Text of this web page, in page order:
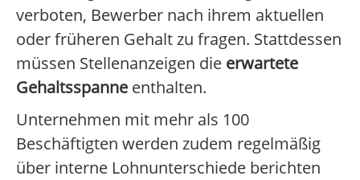
verboten, Bewerber nach ihrem aktuellen
oder früheren Gehalt zu fragen. Stattdessen
müssen Stellenanzeigen die erwartete
Gehaltsspanne enthalten.
Unternehmen mit mehr als 100
Beschäftigten werden zudem regelmäßig
über interne Lohnunterschiede berichten